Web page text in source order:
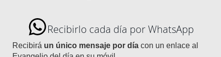
Recibirlo cada día por WhatsApp
Recibirá un único mensaje por día con un enlace al